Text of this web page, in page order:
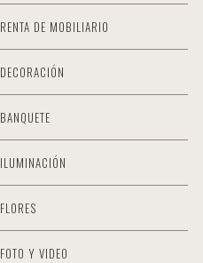
RENTA DE MOBILIARIO
DECORACIÓN
BANQUETE
ILUMINACIÓN
FLORES
FOTO Y VIDEO